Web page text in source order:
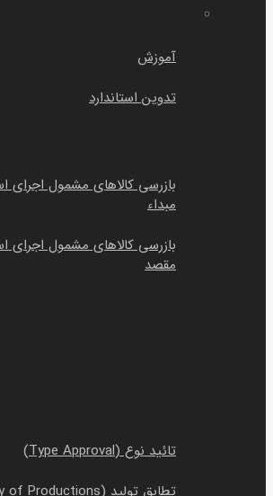
آموزش
تدوین استاندارد
بازرسی کالاهای مشمول اجرای
مبداء
بازرسی کالاهای مشمول اجرای
مقصد
تائید نوع (Type Approval)
تطابق تولید (Conformity of Productions)